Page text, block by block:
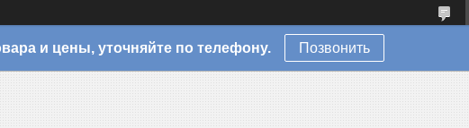
и цены, уточняйте по телефону. Позвонить